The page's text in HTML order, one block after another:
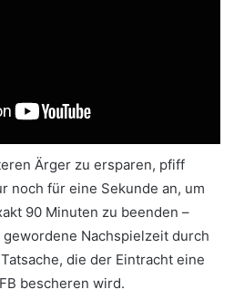
Ärger zu ersparen, pfiff
noch für eine Sekunde an, um
90 Minuten zu beenden –
Nachspielzeit durch
die der Eintracht eine
bescheren wird.